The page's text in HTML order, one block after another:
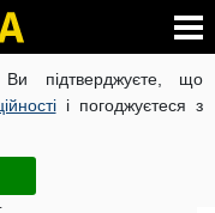
підтверджуєте, що
і погоджуєтеся з
КОРОНАВІРУС В УКРАЇНІ
ЧИТАТЬ НА РУССКОМ